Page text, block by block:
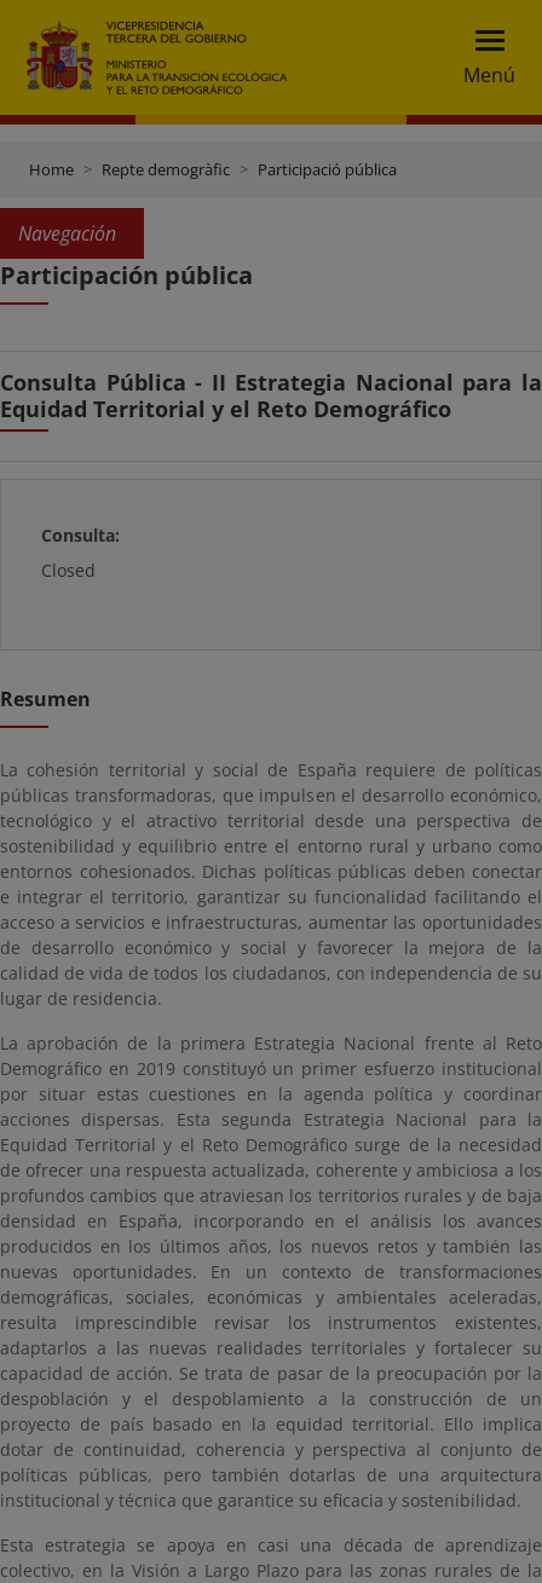
Menú
Home Repte demogràfic Participació pública
Navegación
Participación pública
Consulta Pública - II Estrategia Nacional para la
Equidad Territorial y el Reto Demográfico
Consulta:
Closed
Resumen
La cohesión territorial y social de España requiere de políticas
públicas transformadoras, que impulsen el desarrollo económico,
tecnológico y el atractivo territorial desde una perspectiva de
sostenibilidad y equilibrio entre el entorno rural y urbano como
entornos cohesionados. Dichas políticas públicas deben conectar
e integrar el territorio, garantizar su funcionalidad facilitando el
acceso a servicios e infraestructuras, aumentar las oportunidades
de desarrollo económico y social y favorecer la mejora de la
calidad de vida de todos los ciudadanos, con independencia de su
lugar de residencia.
La aprobación de la primera Estrategia Nacional frente al Reto
Demográfico en 2019 constituyó un primer esfuerzo institucional
por situar estas cuestiones en la agenda política y coordinar
acciones dispersas. Esta segunda Estrategia Nacional para la
Equidad Territorial y el Reto Demográfico surge de la necesidad
de ofrecer una respuesta actualizada, coherente y ambiciosa a los
profundos cambios que atraviesan los territorios rurales y de baja
densidad en España, incorporando en el análisis los avances
producidos en los últimos años, los nuevos retos y también las
nuevas oportunidades. En un contexto de transformaciones
demográficas, sociales, económicas y ambientales aceleradas,
resulta imprescindible revisar los instrumentos existentes,
adaptarlos a las nuevas realidades territoriales y fortalecer su
capacidad de acción. Se trata de pasar de la preocupación por la
despoblación y el despoblamiento a la construcción de un
proyecto de país basado en la equidad territorial. Ello implica
dotar de continuidad, coherencia y perspectiva al conjunto de
políticas públicas, pero también dotarlas de una arquitectura
institucional y técnica que garantice su eficacia y sostenibilidad.
Esta estrategia se apoya en casi una década de aprendizaje
colectivo, en la Visión a Largo Plazo para las zonas rurales de la